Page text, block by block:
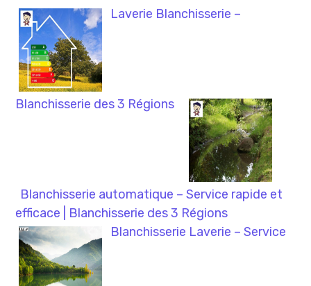
Laverie Blanchisserie –
Blanchisserie des 3 Régions
Blanchisserie automatique – Service rapide et
efficace | Blanchisserie des 3 Régions
Blanchisserie Laverie – Service